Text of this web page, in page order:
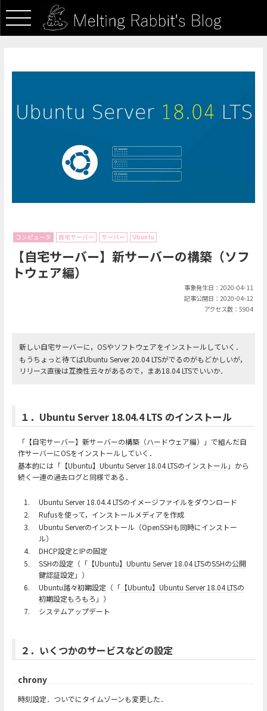
コンピュータ 自宅サーバー サーバー Ubuntu
【自宅サーバー】新サーバーの構築（ソフ
トウェア編）
事象発生日：2020-04-11
記事公開日：2020-04-12
アクセス数：5904
新しい自宅サーバーに，OSやソフトウェアをインストールしていく．
もうちょっと待てばUbuntu Server 20.04 LTSがでるのがもどかしいが，
リリース直後は互換性云々があるので，まあ18.04 LTSでいいか．
１．Ubuntu Server 18.04.4 LTS のインストール
「【自宅サーバー】新サーバーの構築（ハードウェア編）
」で組んだ自
作サーバーにOSをインストールしていく．
基本的には「【Ubuntu】Ubuntu Server 18.04 LTSのインストール 」から
続く一連の過去ログと同様である．
1. Ubuntu Server 18.04.4 LTSのイメージファイルをダウンロード
2.
Rufusを使って，インストールメディアを作成
3.
Ubuntu Serverのインストール（OpenSSHも同時にインストー
ル）
4.
DHCP設定とIPの固定
5.
SSHの設定（「【Ubuntu】Ubuntu Server 18.04 LTSのSSHの公開
鍵認証設定 」）
6.
Ubuntu諸々初期設定（「【Ubuntu】Ubuntu Server 18.04 LTSの
初期設定もろもろ 」）
7.
システムアップデート
２．いくつかのサービスなどの設定
chrony
時刻設定．ついでにタイムゾーンも変更した．